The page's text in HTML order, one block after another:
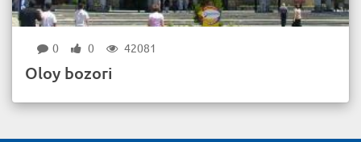
0 0 42081
Oloy bozori